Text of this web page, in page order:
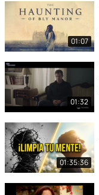
01:07
01:32
01:35:36